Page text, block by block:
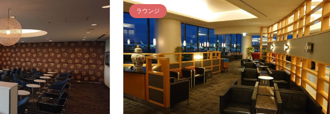
ラウンジ